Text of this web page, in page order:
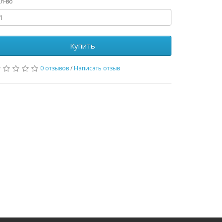
Купить
0 отзывов/ Написать отзыв